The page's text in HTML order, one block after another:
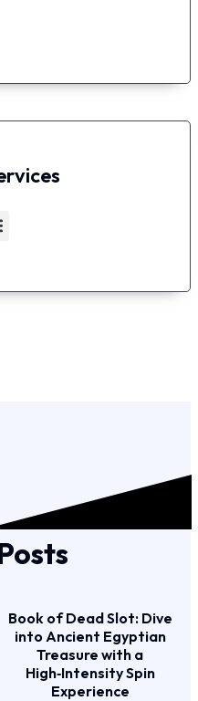
Book of Dead Slot: Dive
into Ancient Egyptian
Treasure with a
High‑Intensity Spin
Experience